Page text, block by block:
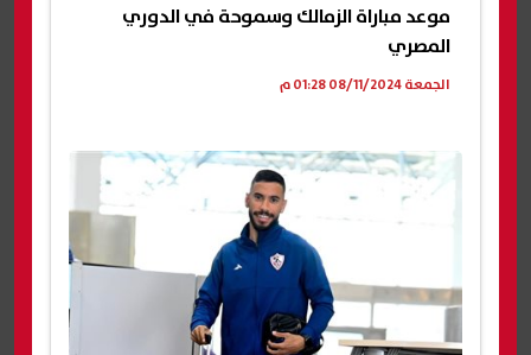
موعد مباراة الزمالك وسموحة في الدوري
المصري
الجمعة 08/11/2024 01:28 م